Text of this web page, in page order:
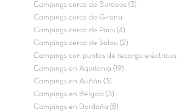
Campings cerca de Burdeos (3)
Campings cerca de Girona
Campings cerca de París (4)
Campings cerca de Salou (2)
Campings con puntos de recarga eléctricos
Campings en Aquitania (19)
Campings en Aviñón (3)
Campings en Bélgica (3)
Campings en Dordoña (8)